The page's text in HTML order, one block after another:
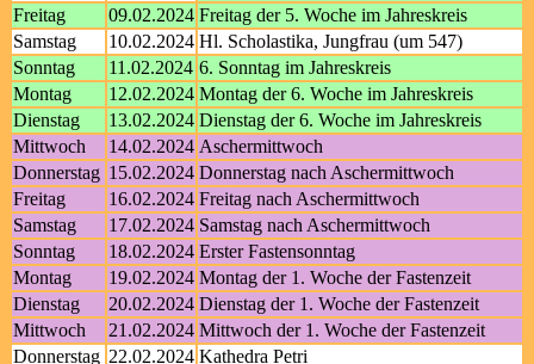
Freitag
09.02.2024 Freitag der 5. Woche im Jahreskreis
Samstag
10.02.2024 Hl. Scholastika, Jungfrau (um 547)
Sonntag
11.02.2024 6. Sonntag im Jahreskreis
Montag
12.02.2024 Montag der 6. Woche im Jahreskreis
Dienstag
13.02.2024 Dienstag der 6. Woche im Jahreskreis
Mittwoch
14.02.2024 Aschermittwoch
Donnerstag 15.02.2024 Donnerstag nach Aschermittwoch
Freitag
16.02.2024 Freitag nach Aschermittwoch
Samstag
17.02.2024 Samstag nach Aschermittwoch
Sonntag
18.02.2024 Erster Fastensonntag
Montag
19.02.2024 Montag der 1. Woche der Fastenzeit
Dienstag
20.02.2024 Dienstag der 1. Woche der Fastenzeit
Mittwoch
21.02.2024 Mittwoch der 1. Woche der Fastenzeit
Donnerstag 22.02.2024 Kathedra Petri